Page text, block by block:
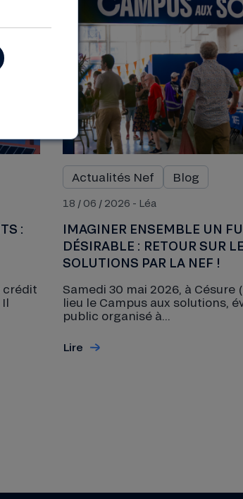
:
crédit
Actualités Nef Blog
18 / 06 / 2026 - Léa
IMAGINER ENSEMBLE UN
DÉSIRABLE : RETOUR SUR
SOLUTIONS PAR LA NEF !
Samedi 30 mai 2026, à Césure
lieu le Campus aux solutions,
public organisé à...
Lire